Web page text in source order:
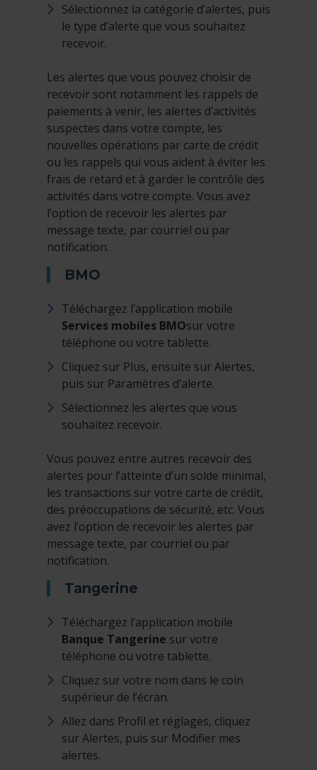
Sélectionnez la catégorie d’alertes, puis
le type d’alerte que vous souhaitez
recevoir.
Les alertes que vous pouvez choisir de
recevoir sont notamment les rappels de
paiements à venir, les alertes d’activités
suspectes dans votre compte, les
nouvelles opérations par carte de crédit
ou les rappels qui vous aident à éviter les
frais de retard et à garder le contrôle des
activités dans votre compte. Vous avez
l’option de recevoir les alertes par
message texte, par courriel ou par
notification.
BMO
Téléchargez l’application mobile
Services mobiles BMOsur votre
téléphone ou votre tablette.
Cliquez sur Plus, ensuite sur Alertes,
puis sur Paramètres d’alerte.
Sélectionnez les alertes que vous
souhaitez recevoir.
Vous pouvez entre autres recevoir des
alertes pour l’atteinte d’un solde minimal,
les transactions sur votre carte de crédit,
des préoccupations de sécurité, etc. Vous
avez l’option de recevoir les alertes par
message texte, par courriel ou par
notification.
Tangerine
Téléchargez l’application mobile
Banque Tangerine sur votre
téléphone ou votre tablette.
Cliquez sur votre nom dans le coin
supérieur de l’écran.
Allez dans Profil et réglages, cliquez
sur Alertes, puis sur Modifier mes
alertes.